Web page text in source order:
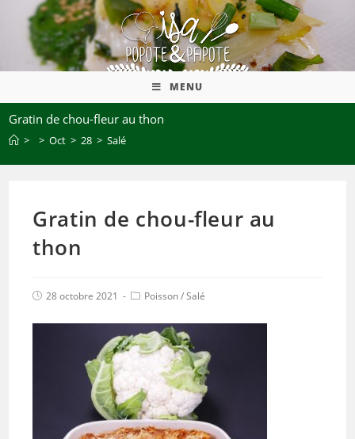
MENU
Gratin de chou-fleur au thon
> > Oct > 28 > Salé
Gratin de chou-fleur au
thon
28 octobre 2021 Poisson/Salé